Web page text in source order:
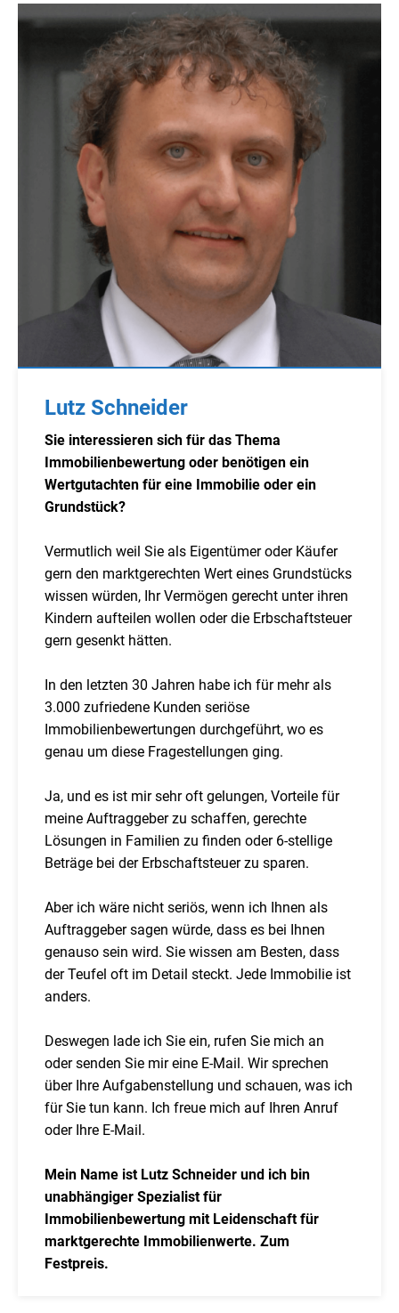
Lutz Schneider
Sie interessieren sich für das Thema
Immobilienbewertung oder benötigen ein
Wertgutachten für eine Immobilie oder ein
Grundstück?
Vermutlich weil Sie als Eigentümer oder Käufer
gern den marktgerechten Wert eines Grundstücks
wissen würden, Ihr Vermögen gerecht unter ihren
Kindern aufteilen wollen oder die Erbschaftsteuer
gern gesenkt hätten.
In den letzten 30 Jahren habe ich für mehr als
3.000 zufriedene Kunden seriöse
Immobilienbewertungen durchgeführt, wo es
genau um diese Fragestellungen ging.
Ja, und es ist mir sehr oft gelungen, Vorteile für
meine Auftraggeber zu schaffen, gerechte
Lösungen in Familien zu finden oder 6-stellige
Beträge bei der Erbschaftsteuer zu sparen.
Aber ich wäre nicht seriös, wenn ich Ihnen als
Auftraggeber sagen würde, dass es bei Ihnen
genauso sein wird. Sie wissen am Besten, dass
der Teufel oft im Detail steckt. Jede Immobilie ist
anders.
Deswegen lade ich Sie ein, rufen Sie mich an
oder senden Sie mir eine E-Mail. Wir sprechen
über Ihre Aufgabenstellung und schauen, was ich
für Sie tun kann. Ich freue mich auf Ihren Anruf
oder Ihre E-Mail.
Mein Name ist Lutz Schneider und ich bin
unabhängiger Spezialist für
Immobilienbewertung mit Leidenschaft für
marktgerechte Immobilienwerte. Zum
Festpreis.